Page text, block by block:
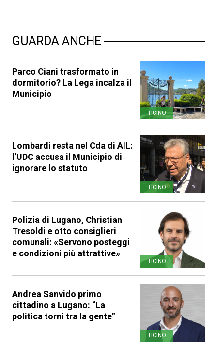
GUARDA ANCHE
Parco Ciani trasformato in
dormitorio? La Lega incalza il
Municipio
TICINO
Lombardi resta nel Cda di AIL:
l’UDC accusa il Municipio di
ignorare lo statuto
TICINO
Polizia di Lugano, Christian
Tresoldi e otto consiglieri
comunali: «Servono posteggi
e condizioni più attrattive»
TICINO
Andrea Sanvido primo
cittadino a Lugano: “La
politica torni tra la gente”
TICINO